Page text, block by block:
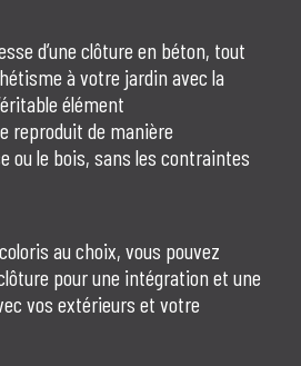
d’une clôture en béton, tout
à votre jardin avec la
élément
reproduit de manière
ou le bois, sans les contraintes
au choix, vous pouvez
pour une intégration et une
vos extérieurs et votre